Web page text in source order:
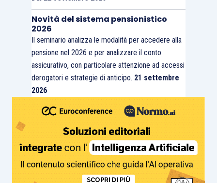
Novità del sistema pensionistico
2026
Il seminario analizza le modalità per accedere alla
pensione nel 2026 e per analizzare il conto
assicurativo, con particolare attenzione ad accessi
derogatori e strategie di anticipo. 21 settembre
2026